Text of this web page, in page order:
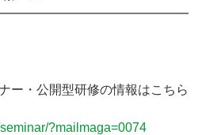
ー・公開型研修の情報はこちら
?mailmaga=0074